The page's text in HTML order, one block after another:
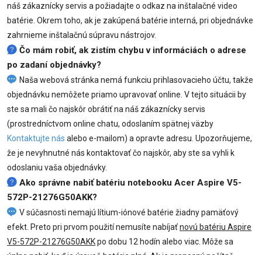
náš zákaznícky servis a požiadajte o odkaz na inštalačné video
batérie. Okrem toho, ak je zakúpená batérie interná, pri objednávke
zahrnieme inštalačnú súpravu nástrojov.
Čo mám robiť, ak zistím chybu v informáciách o adrese
po zadaní objednávky?
Naša webová stránka nemá funkciu prihlasovacieho účtu, takže
objednávku nemôžete priamo upravovať online. V tejto situácii by
ste sa mali čo najskôr obrátiť na náš zákaznícky servis
(prostredníctvom online chatu, odoslaním spätnej väzby
Kontaktujte nás alebo e-mailom) a opravte adresu. Upozorňujeme,
že je nevyhnutné nás kontaktovať čo najskôr, aby ste sa vyhli k
odoslaniu vaša objednávky.
Ako správne nabiť batériu notebooku Acer Aspire V5-
572P-21276G50AKK?
V súčasnosti nemajú lítium-iónové batérie žiadny pamäťový
efekt. Preto pri prvom použití nemusíte nabíjaťnovú batériu Aspire
V5-572P-21276G50AKKpo dobu 12 hodín alebo viac. Môže sa